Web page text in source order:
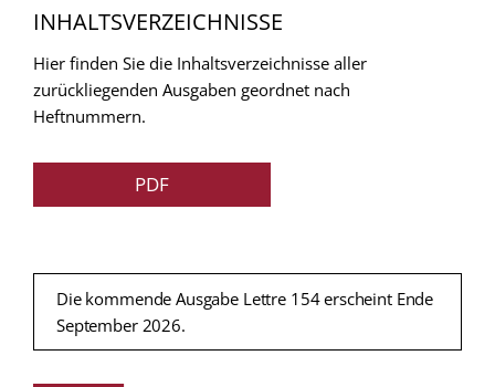
INHALTSVERZEICHNISSE
Hier finden Sie die Inhaltsverzeichnisse aller
zurückliegenden Ausgaben geordnet nach
Heftnummern.
PDF
Die kommende Ausgabe Lettre 154 erscheint Ende
September 2026.